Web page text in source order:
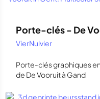
Porte-clés - De
VierNulvier
Porte-clés graphiques
de De Vooruit à Gand